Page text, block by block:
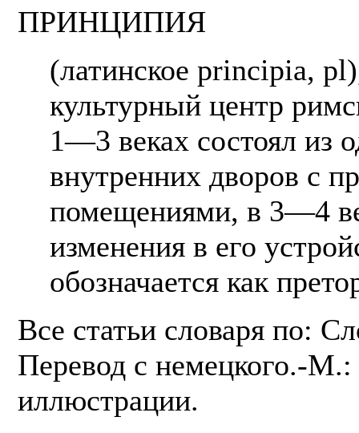
ПРИНЦИПИЯ
(латинское principia,
культурный центр
1—3 веках состоял из
внутренних дворов с
помещениями, в 3—4
изменения в его
обозначается как
Все статьи словаря по:
Перевод с немецкого.-
иллюстрации.